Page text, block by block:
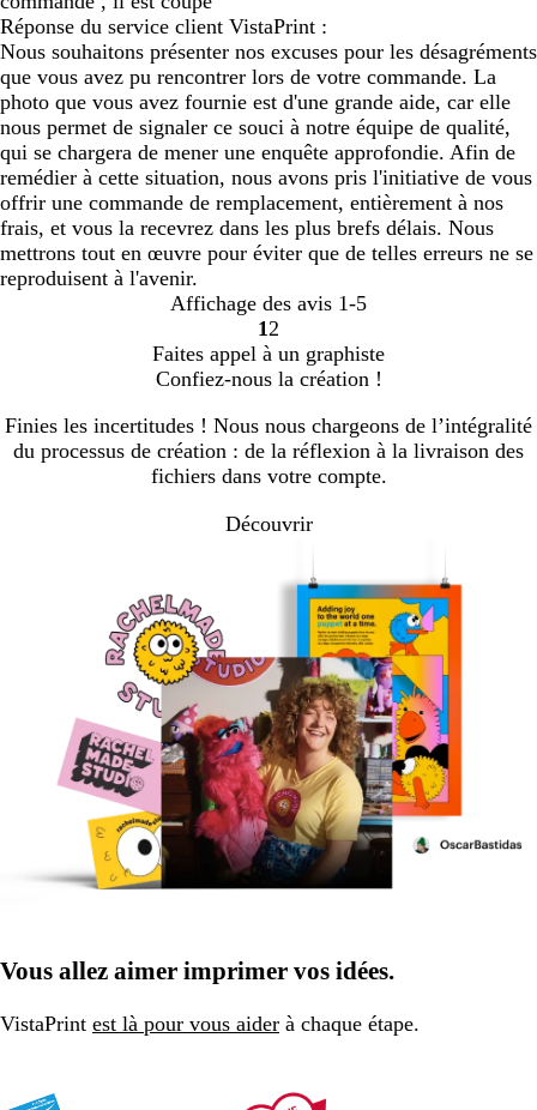
Réponse du service client VistaPrint :
Nous souhaitons présenter nos excuses pour les désagréments
que vous avez pu rencontrer lors de votre commande. La
photo que vous avez fournie est d'une grande aide, car elle
nous permet de signaler ce souci à notre équipe de qualité,
qui se chargera de mener une enquête approfondie. Afin de
remédier à cette situation, nous avons pris l'initiative de vous
offrir une commande de remplacement, entièrement à nos
frais, et vous la recevrez dans les plus brefs délais. Nous
mettrons tout en œuvre pour éviter que de telles erreurs ne se
reproduisent à l'avenir.
Affichage des avis 1-5
Accéder
à
la
1 Accéder
à
la
2
Faites appel à un graphiste
Confiez-nous la création !
Finies les incertitudes ! Nous nous chargeons de l’intégralité
du processus de création : de la réflexion à la livraison des
fichiers dans votre compte.
Découvrir
Vous allez aimer imprimer vos idées.
VistaPrint est là pour vous aider à chaque étape.